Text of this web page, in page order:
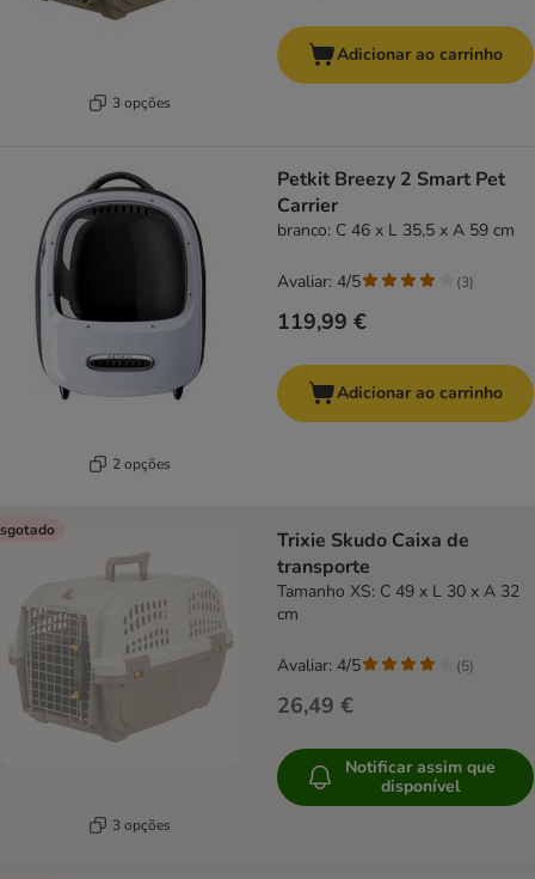
3 opções
Adicionar ao carrinho
2 opções
Petkit Breezy 2 Smart Pet
Carrier
branco: C 46 x L 35,5 x A 59 cm
119,99 €
Avaliar: 4/5 (3)
Adicionar ao carrinho
3 opções
Trixie Skudo Caixa de
transporte
Tamanho XS: C 49 x L 30 x A 32
cm
26,49 €
Avaliar: 4/5 (5)
Notificar assim que
disponível